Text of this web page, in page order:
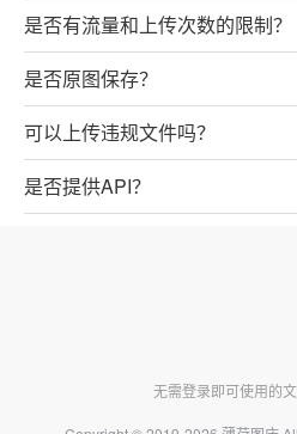
是否有流量和上传次数的限制？
是否原图保存？
可以上传违规文件吗？
是否提供API？
无需登录即可使用的